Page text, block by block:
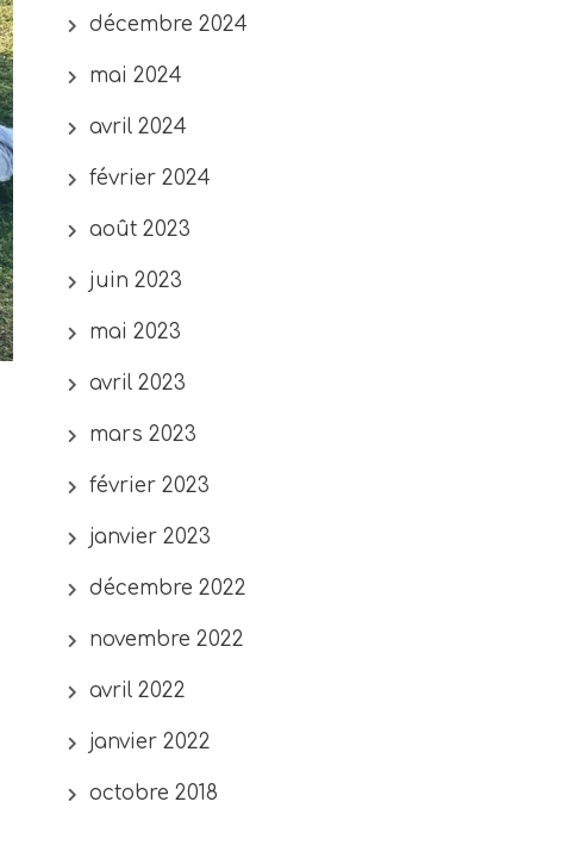
décembre 2024
mai 2024
avril 2024
février 2024
août 2023
juin 2023
mai 2023
avril 2023
mars 2023
février 2023
janvier 2023
décembre 2022
novembre 2022
avril 2022
janvier 2022
octobre 2018